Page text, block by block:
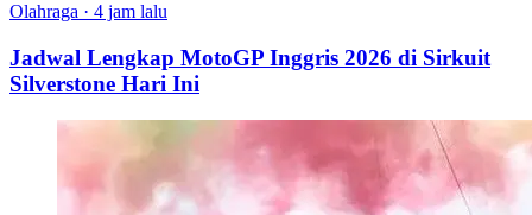
Olahraga · 4 jam lalu
Jadwal Lengkap MotoGP Inggris 2026 di Sirkuit
Silverstone Hari Ini